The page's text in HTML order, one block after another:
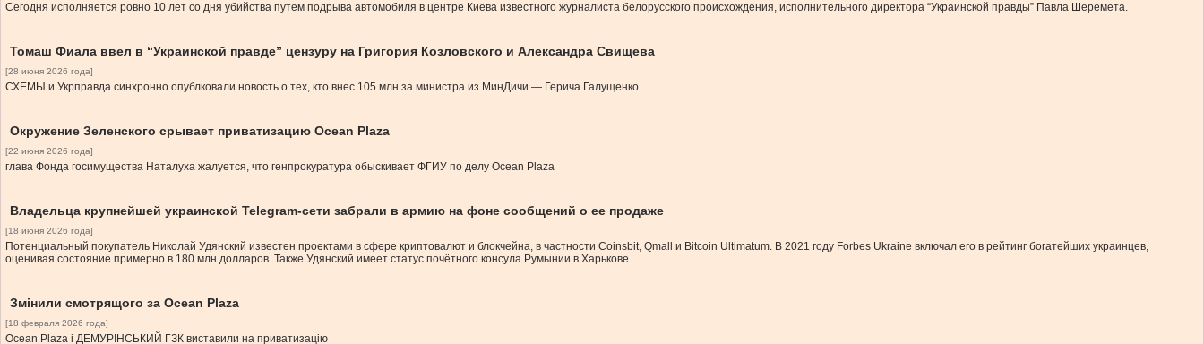
Сегодня исполняется ровно 10 лет со дня убийства путем подрыва автомобиля в центре Киева известного журналиста белорусского происхождения, исполнительного директора “Украинской правды” Павла Шеремета.
Томаш Фиала ввел в “Украинской правде” цензуру на Григория Козловского и Александра Свищева
[28 июня 2026 года]
СХЕМЫ и Укрправда синхронно опублковали новость о тех, кто внес 105 млн за министра из МинДичи — Герича Галущенко
Окружение Зеленского срывает приватизацию Ocean Plaza
[22 июня 2026 года]
глава Фонда госимущества Наталуха жалуется, что генпрокуратура обыскивает ФГИУ по делу Ocean Plaza
Владельца крупнейшей украинской Telegram-сети забрали в армию на фоне сообщений о ее продаже
[18 июня 2026 года]
Потенциальный покупатель Николай Удянский известен проектами в сфере криптовалют и блокчейна, в частности Coinsbit, Qmall и Bitcoin Ultimatum. В 2021 году Forbes Ukraine включал его в рейтинг богатейших украинцев,
оценивая состояние примерно в 180 млн долларов. Также Удянский имеет статус почётного консула Румынии в Харькове
Змінили смотрящого за Ocean Plaza
[18 февраля 2026 года]
Ocean Plaza і ДЕМУРІНСЬКИЙ ГЗК виставили на приватизацію